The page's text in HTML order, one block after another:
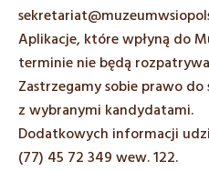
Aplikacje, które wpłyną do
terminie nie będą
Zastrzegamy sobie prawo
z wybranymi kandydatami.
Dodatkowych informacji
(77) 45 72 349 wew. 122.